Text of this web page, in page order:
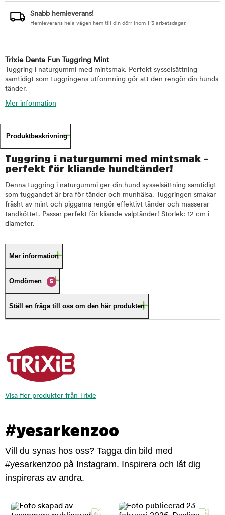
Snabb hemleverans!
Hemleverans hela vägen hem till din dörr inom 1-3 arbetsdagar.
Trixie Denta Fun Tuggring Mint
Tuggring i naturgummi med mintsmak. Perfekt sysselsättning
samtidigt som tuggringens utformning gör att den rengör din hunds
tänder.
Mer information
Produktbeskrivning
Tuggring i naturgummi med mintsmak -
perfekt för kliande hundtänder!
Denna tuggring i naturgummi ger din hund sysselsättning samtidigt
som tuggandet är bra för tänder och munhälsa. Tuggringen smakar
fräsht av mint och piggarna rengör effektivt tänder och masserar
tandköttet. Passar perfekt för kliande valptänder! Storlek: 12 cm i
diameter.
Mer information
Omdömen 5
Ställ en fråga till oss om den här produkten
Visa fler produkter från Trixie
#yesarkenzoo
Vill du synas hos oss? Tagga din bild med
#yesarkenzoo på Instagram. Inspirera och låt dig
inspireras av andra.